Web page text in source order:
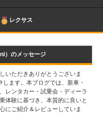
レクサス
）のメッセージ
いただきありがとうございま
します。本ブログでは、新車・
レンタカー・試乗会・ディーラ
体験に基づき、本質的に良いと
にご紹介＆レビューしていま